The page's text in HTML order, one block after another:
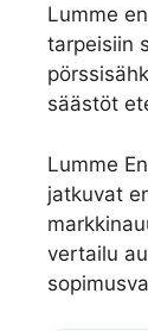
Lumme
tarpeisiin
säästöt
Lumme
jatkuvat
vertailu